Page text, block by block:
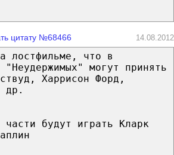
цитату №68466 14.08.2012
лостфильме, что в
"Неудержимых" могут принять
Харрисон Форд,
др.
части будут играть Кларк